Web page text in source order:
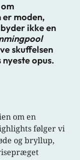
moden,
ikke en
skuffelsen
opus.
om en
følger vi
og bryllup,